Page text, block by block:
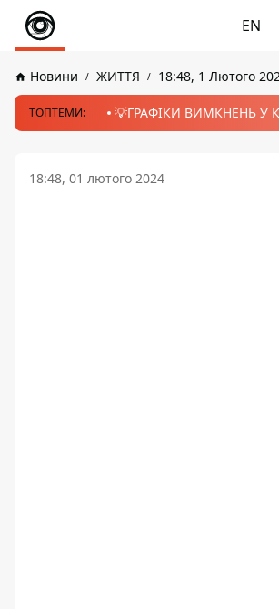
EN
Новини ЖИТТЯ 18:48, 1 Лютого
ТОПТЕМИ: 💡ГРАФІКИ ВИМКНЕНЬ У
18:48, 01 лютого 2024